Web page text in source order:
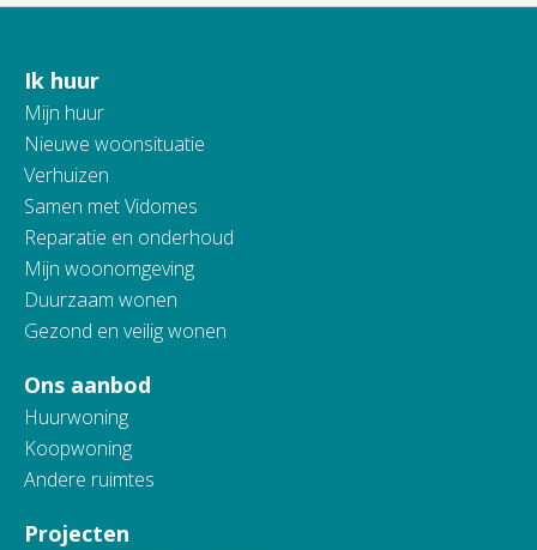
Contactinformatie
Ik huur
Mijn huur
Nieuwe woonsituatie
Verhuizen
Samen met Vidomes
Reparatie en onderhoud
Mijn woonomgeving
Duurzaam wonen
Gezond en veilig wonen
Ons aanbod
Huurwoning
Koopwoning
Andere ruimtes
Projecten